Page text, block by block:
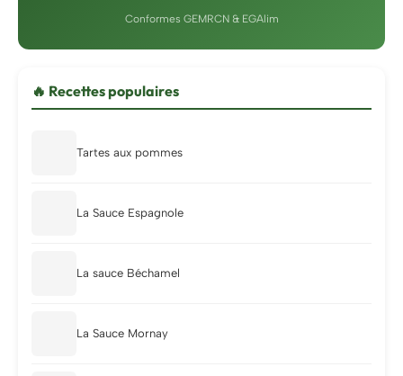
Conformes GEMRCN & EGAlim
🔥 Recettes populaires
Tartes aux pommes
La Sauce Espagnole
La sauce Béchamel
La Sauce Mornay